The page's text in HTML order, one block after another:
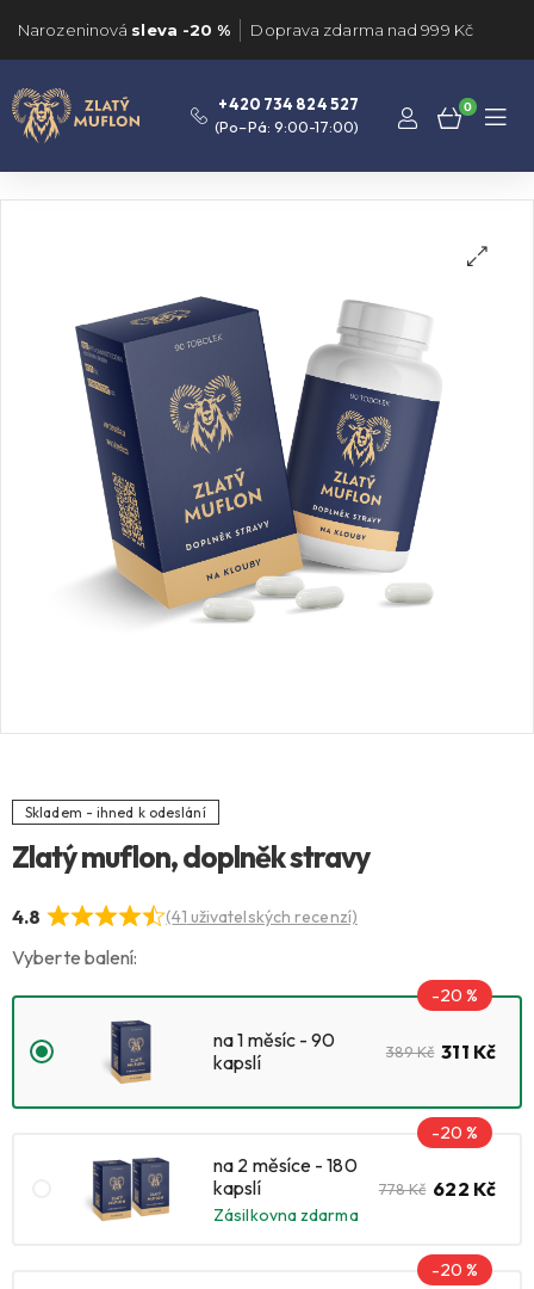
Narozeninová sleva -20 % Doprava zdarma nad 999 Kč
+420 734 824 527
(Po–Pá: 9:00-17:00)
0
Skladem - ihned k odeslání
Zlatý muflon, doplněk stravy
4.8 (41 uživatelských recenzí)
Vyberte balení:
-20 %
na 1 měsíc - 90
kapslí
389 Kč 311 Kč
-20 %
na 2 měsíce - 180
kapslí
Zásilkovna zdarma
778 Kč 622 Kč
-20 %